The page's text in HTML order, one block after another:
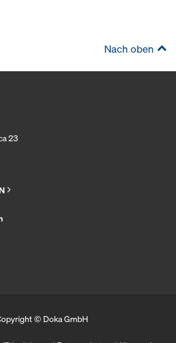
Nach oben
23
© Doka GmbH